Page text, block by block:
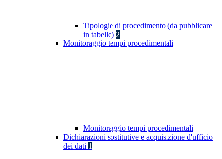
Tipologie di procedimento (da pubblicare
in tabelle) 2
Monitoraggio tempi procedimentali
Monitoraggio tempi procedimentali
Dichiarazioni sostitutive e acquisizione d'ufficio
dei dati 1